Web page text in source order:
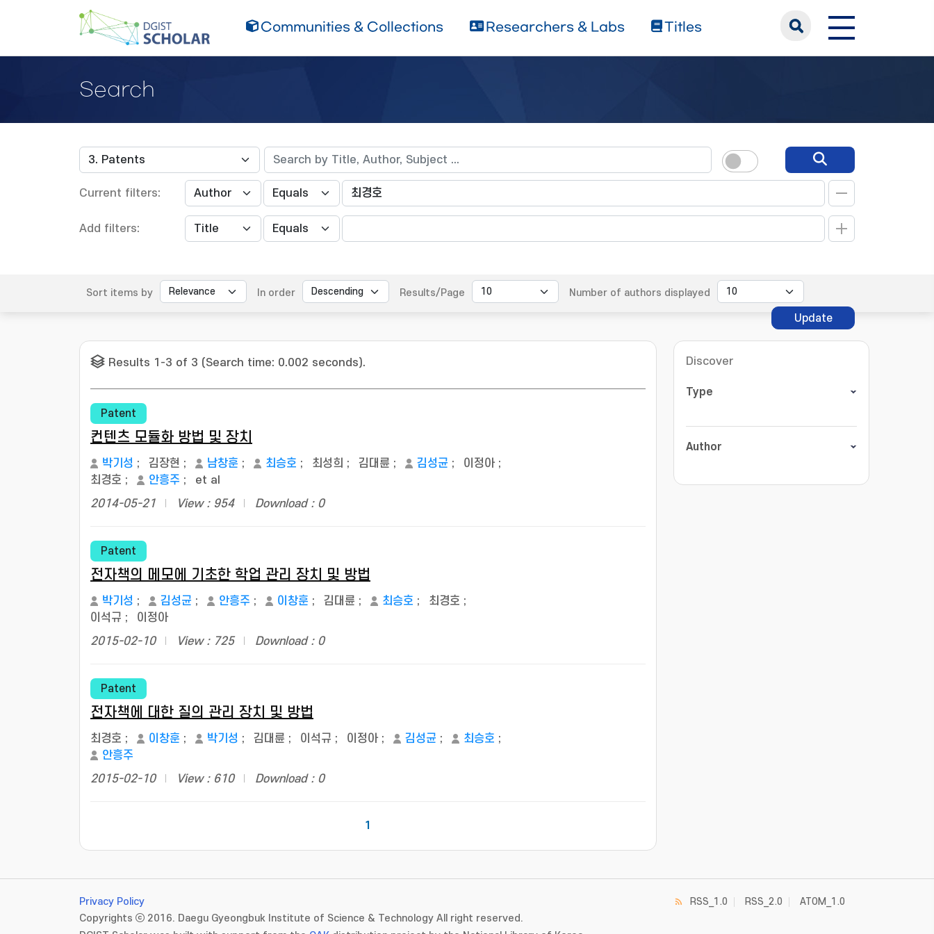
Communities & Collections Researchers & Labs Titles
Search
Current filters:
Add filters:
Sort items by In order Results/Page Number of authors displayed
Update
Results 1-3 of 3 (Search time: 0.002 seconds).
Patent
컨텐츠 모듈화 방법 및 장치
박기성 ; 김장현 ; 남창훈 ; 최승호 ; 최성희 ; 김대륜 ; 김성균 ; 이정아 ;
최경호 ; 안흥주 ;
et al
2014-05-21
View : 954 Download : 0
Patent
전자책의 메모에 기초한 학업 관리 장치 및 방법
박기성 ; 김성균 ; 안흥주 ; 이창훈 ; 김대륜 ; 최승호 ; 최경호 ;
이석규 ;
이정아
2015-02-10
View : 725 Download : 0
Patent
전자책에 대한 질의 관리 장치 및 방법
최경호 ; 이창훈 ; 박기성 ; 김대륜 ; 이석규 ; 이정아 ; 김성균 ; 최승호 ;
안흥주
2015-02-10
View : 610 Download : 0
1
Discover
Type
Author
Privacy Policy
Copyrights ⓒ 2016. Daegu Gyeongbuk Institute of Science & Technology All right reserved.
RSS_1.0 RSS_2.0 ATOM_1.0